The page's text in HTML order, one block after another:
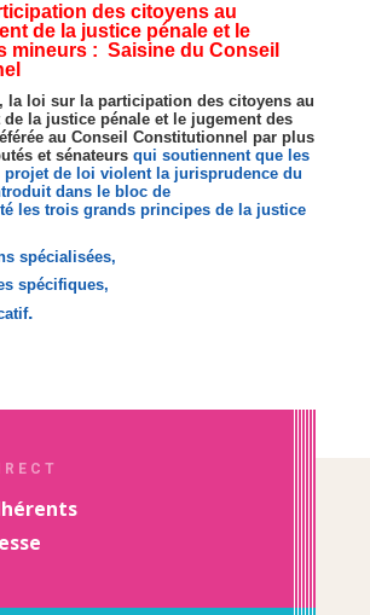
des citoyens au
de la justice pénale et le
mineurs : Saisine du Conseil
la loi sur la participation des citoyens au
la justice pénale et le jugement des
au Conseil Constitutionnel par plus
et sénateursqui soutiennent que les
de loi violent la jurisprudence du
dans le bloc de
les trois grands principes de la justice
spécialisées,
spécifiques,
.